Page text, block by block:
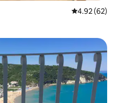
平均评分
4.92 (62)